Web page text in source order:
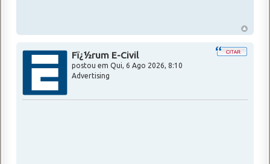
Fï¿½rum E-Civil
postou em Qui, 6 Ago 2026, 8:10
Advertising